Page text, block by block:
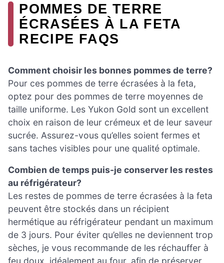
POMMES DE TERRE
ÉCRASÉES À LA FETA
RECIPE FAQS
Comment choisir les bonnes pommes de terre?
Pour ces pommes de terre écrasées à la feta,
optez pour des pommes de terre moyennes de
taille uniforme. Les Yukon Gold sont un excellent
choix en raison de leur crémeux et de leur saveur
sucrée. Assurez-vous qu’elles soient fermes et
sans taches visibles pour une qualité optimale.
Combien de temps puis-je conserver les restes
au réfrigérateur?
Les restes de pommes de terre écrasées à la feta
peuvent être stockés dans un récipient
hermétique au réfrigérateur pendant un maximum
de 3 jours. Pour éviter qu’elles ne deviennent trop
sèches, je vous recommande de les réchauffer à